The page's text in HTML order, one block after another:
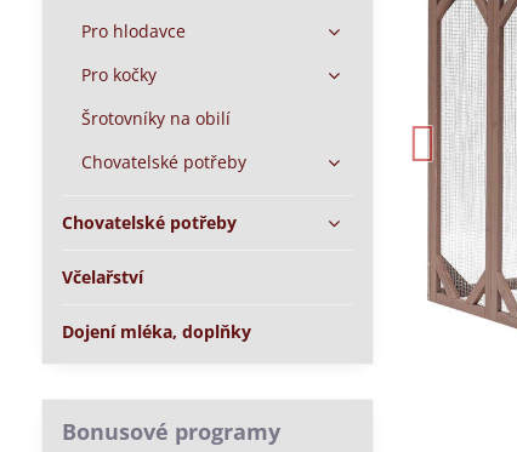
Pro hlodavce
Pro kočky
Šrotovníky na obilí
Chovatelské potřeby
Chovatelské potřeby
Včelařství
Dojení mléka, doplňky
Bonusové programy